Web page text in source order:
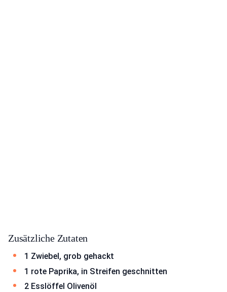
Zusätzliche Zutaten
1 Zwiebel, grob gehackt
1 rote Paprika, in Streifen geschnitten
2 Esslöffel Olivenöl